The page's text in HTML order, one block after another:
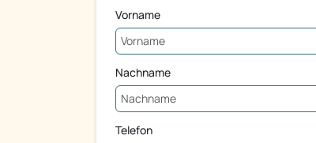
Vorname
Nachname
Telefon